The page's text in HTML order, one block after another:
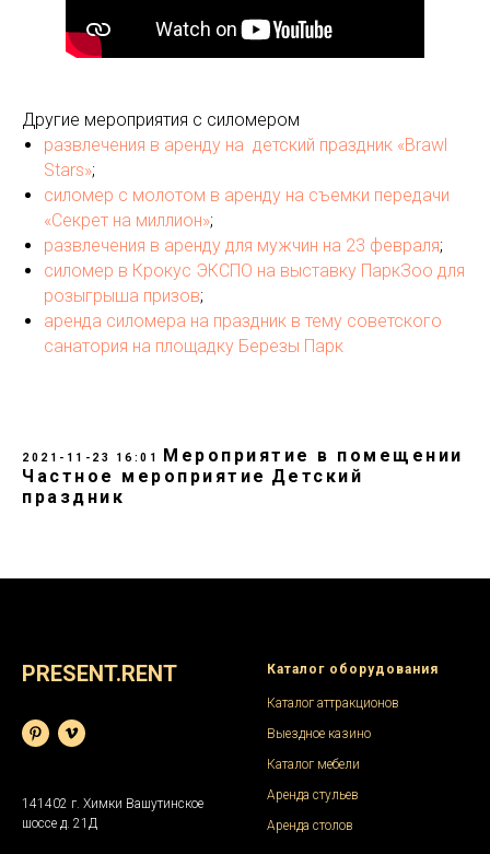
Другие мероприятия с силомером
развлечения в аренду на детский праздник «Brawl
Stars»;
силомер с молотом в аренду на съемки передачи
«Секрет на миллион»;
развлечения в аренду для мужчин на 23 февраля;
силомер в Крокус ЭКСПО на выставку ПаркЗоо для
розыгрыша призов;
аренда силомера на праздник в тему советского
санатория на площадку Березы Парк
2021-11-23 16:01
Мероприятие в помещении
Частное мероприятие Детский
праздник
PRESENT.RENT
141402 г. Химки Вашутинское
шоссе д. 21Д
Каталог оборудования
Каталог аттракционов
Выездное казино
Каталог мебели
Аренда стульев
Аренда столов